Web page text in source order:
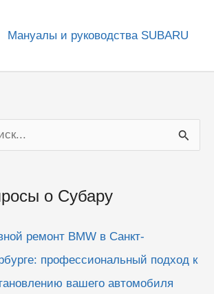
Мануалы и руководства SUBARU
о Субару
ремонт BMW в Санкт-
профессиональный подход к
вашего автомобиля